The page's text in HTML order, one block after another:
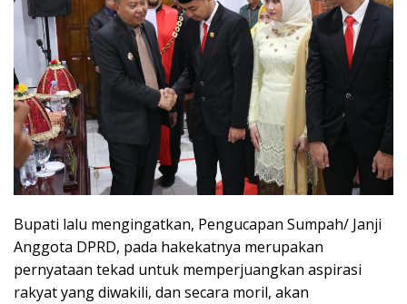
Bupati lalu mengingatkan, Pengucapan Sumpah/ Janji
Anggota DPRD, pada hakekatnya merupakan
pernyataan tekad untuk memperjuangkan aspirasi
rakyat yang diwakili, dan secara moril, akan